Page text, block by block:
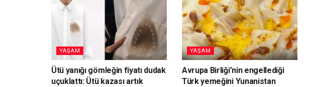
YAŞAM
Ütü yanığı gömleğin fiyatı dudak
uçuklattı: Ütü kazası artık
YAŞAM
Avrupa Birliği’nin engellediği
Türk yemeğini Yunanistan